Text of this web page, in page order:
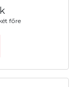
főre